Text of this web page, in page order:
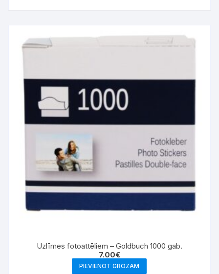
Uzlīmes fotoattēliem – Goldbuch 1000 gab.
7.00€
PIEVIENOT GROZAM